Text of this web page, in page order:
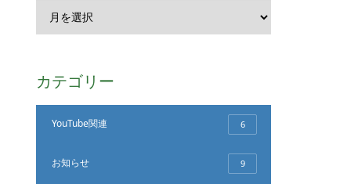
カテゴリー
YouTube関連 6
お知らせ 9